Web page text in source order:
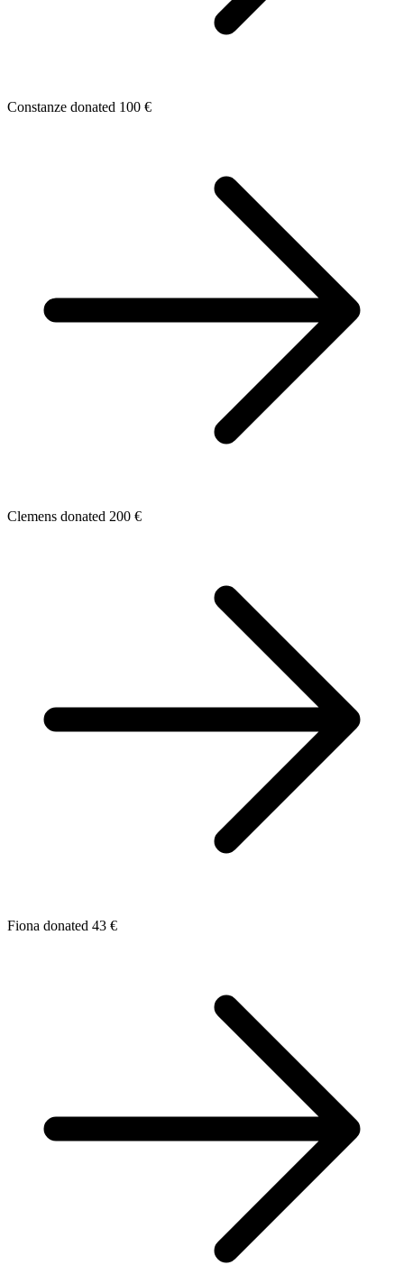
Constanze donated 100 €
Clemens donated 200 €
Fiona donated 43 €